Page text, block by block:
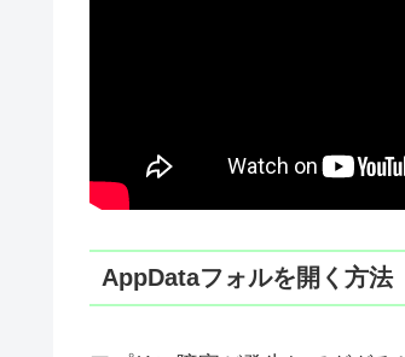
AppDataフォルを開く方法